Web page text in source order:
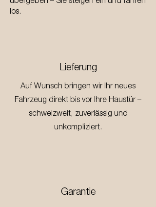
übergeben – Sie steigen ein und fahren
los.
Lieferung
Auf Wunsch bringen wir Ihr neues
Fahrzeug direkt bis vor Ihre Haustür –
schweizweit, zuverlässig und
unkompliziert.
Garantie